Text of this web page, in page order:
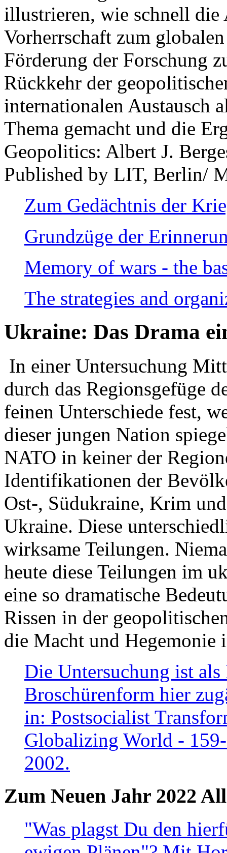
illustrieren, wie schnell die
Vorherrschaft zum
Förderung der Forschung
Rückkehr der
internationalen Austausch
Thema gemacht und die
Geopolitics: Albert J.
Published by LIT, Berlin/
Zum Gedächtnis der
Grundzüge der
Memory of wars - the
The strategies and
Ukraine: Das Drama
In einer Untersuchung
durch das Regionsgefüge
feinen Unterschiede fest,
dieser jungen Nation
NATO in keiner der
Identifikationen der
Ost-, Südukraine, Krim
Ukraine. Diese
wirksame Teilungen.
heute diese Teilungen im
eine so dramatische
Rissen in der
die Macht und Hegemonie
Die Untersuchung ist
Broschürenform hier
in: Postsocialist
Globalizing World -
2002.
Zum Neuen Jahr 2022
"Was plagst Du den